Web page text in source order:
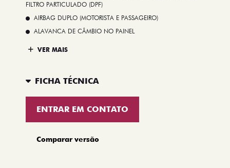
FILTRO PARTICULADO (DPF)
AIRBAG DUPLO (MOTORISTA E PASSAGEIRO)
ALAVANCA DE CÂMBIO NO PAINEL
VER MAIS
FICHA TÉCNICA
ENTRAR EM CONTATO
Comparar versão